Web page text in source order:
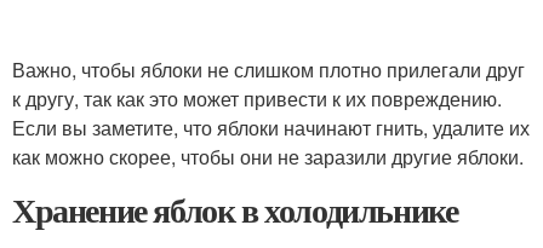
Важно, чтобы яблоки не слишком плотно прилегали друг
к другу, так как это может привести к их повреждению.
Если вы заметите, что яблоки начинают гнить, удалите их
как можно скорее, чтобы они не заразили другие яблоки.
Хранение яблок в холодильнике